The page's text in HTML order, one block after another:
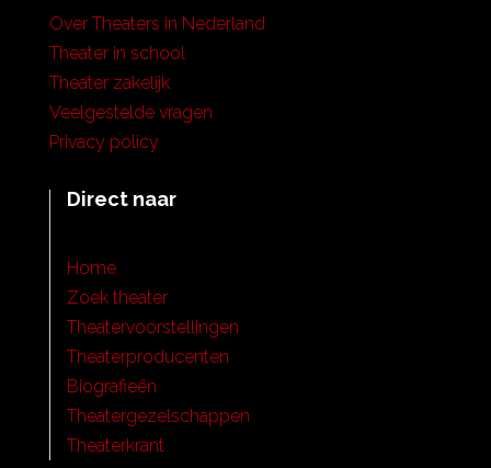
Over Theaters in Nederland
Theater in school
Theater zakelijk
Veelgestelde vragen
Privacy policy
Direct naar
Home
Zoek theater
Theatervoorstellingen
Theaterproducenten
Biografieën
Theatergezelschappen
Theaterkrant